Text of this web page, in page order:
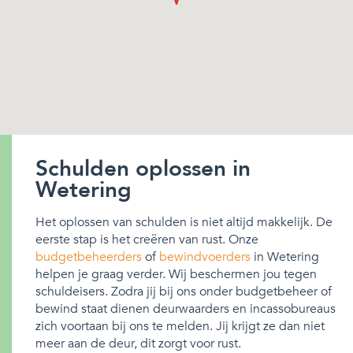
Schulden oplossen in
Wetering
Het oplossen van schulden is niet altijd makkelijk. De
eerste stap is het creëren van rust. Onze
budgetbeheerdersofbewindvoerders in Wetering
helpen je graag verder. Wij beschermen jou tegen
schuldeisers. Zodra jij bij ons onder budgetbeheer of
bewind staat dienen deurwaarders en incassobureaus
zich voortaan bij ons te melden. Jij krijgt ze dan niet
meer aan de deur, dit zorgt voor rust.